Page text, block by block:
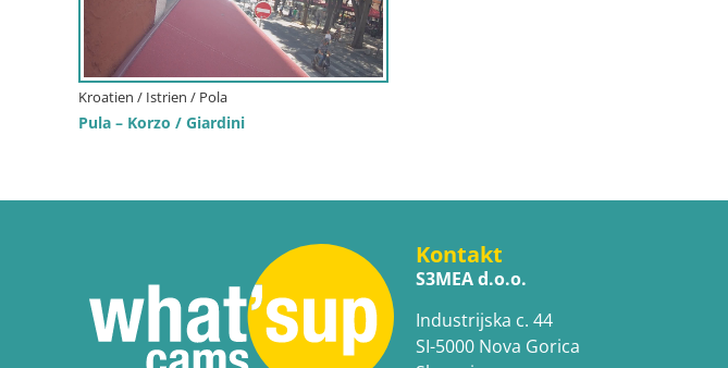
Kroatien / Istrien / Pola
Pula – Korzo / Giardini
Kontakt
S3MEA d.o.o.
Industrijska c. 44
SI-5000 Nova Gorica